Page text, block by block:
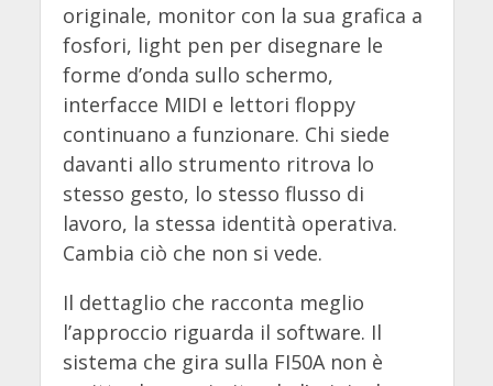
originale, monitor con la sua grafica a
fosfori, light pen per disegnare le
forme d’onda sullo schermo,
interfacce MIDI e lettori floppy
continuano a funzionare. Chi siede
davanti allo strumento ritrova lo
stesso gesto, lo stesso flusso di
lavoro, la stessa identità operativa.
Cambia ciò che non si vede.
Il dettaglio che racconta meglio
l’approccio riguarda il software. Il
sistema che gira sulla FI50A non è